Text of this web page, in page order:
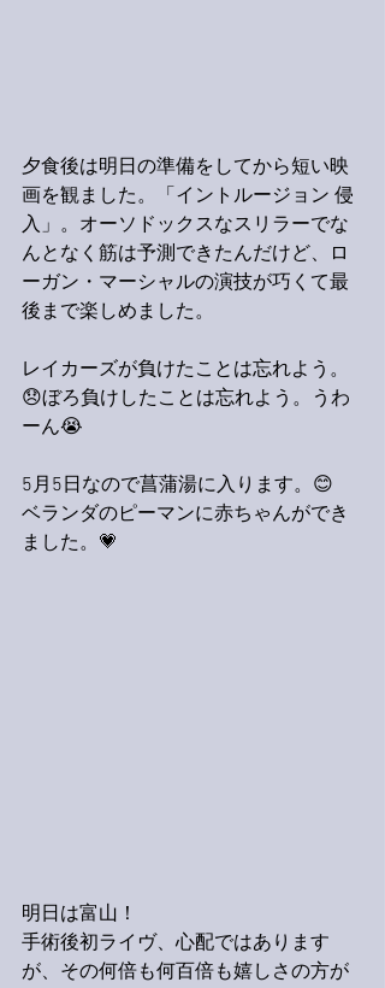
夕食後は明日の準備をしてから短い映
画を観ました。「イントルージョン 侵
入」。オーソドックスなスリラーでな
んとなく筋は予測できたんだけど、ロ
ーガン・マーシャルの演技が巧くて最
後まで楽しめました。
レイカーズが負けたことは忘れよう。
😞ぼろ負けしたことは忘れよう。うわ
ーん😭
5月5日なので菖蒲湯に入ります。😊
ベランダのピーマンに赤ちゃんができ
ました。💗
明日は富山！
手術後初ライヴ、心配ではあります
が、その何倍も何百倍も嬉しさの方が